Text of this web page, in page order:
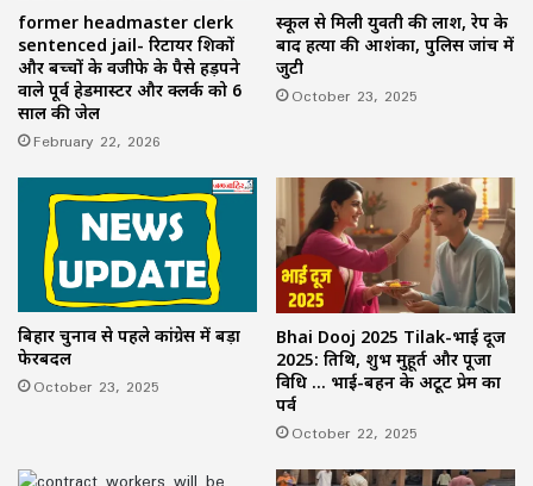
former headmaster clerk
sentenced jail- रिटायर शिक्षकों
और बच्चों के वजीफे के पैसे हड़पने
वाले पूर्व हेडमास्टर और क्लर्क को 6
साल की जेल
February 22, 2026
स्कूल से मिली युवती की लाश, रेप के
बाद हत्या की आशंका, पुलिस जांच में
जुटी
October 23, 2025
बिहार चुनाव से पहले कांग्रेस में बड़ा
फेरबदल
October 23, 2025
Bhai Dooj 2025 Tilak-भाई दूज
2025: तिथि, शुभ मुहूर्त और पूजा
विधि … भाई-बहन के अटूट प्रेम का
पर्व
October 22, 2025